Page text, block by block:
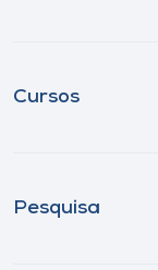
Cursos
Pesquisa